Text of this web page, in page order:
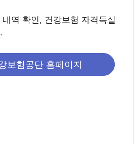
역 확인, 건강보험 자격득실
보험공단 홈페이지